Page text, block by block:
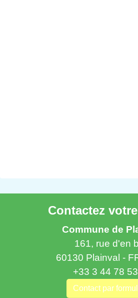
Contactez
Commune de
161, rue d'en
60130 Plainval -
+33 3 44 78
Contact par